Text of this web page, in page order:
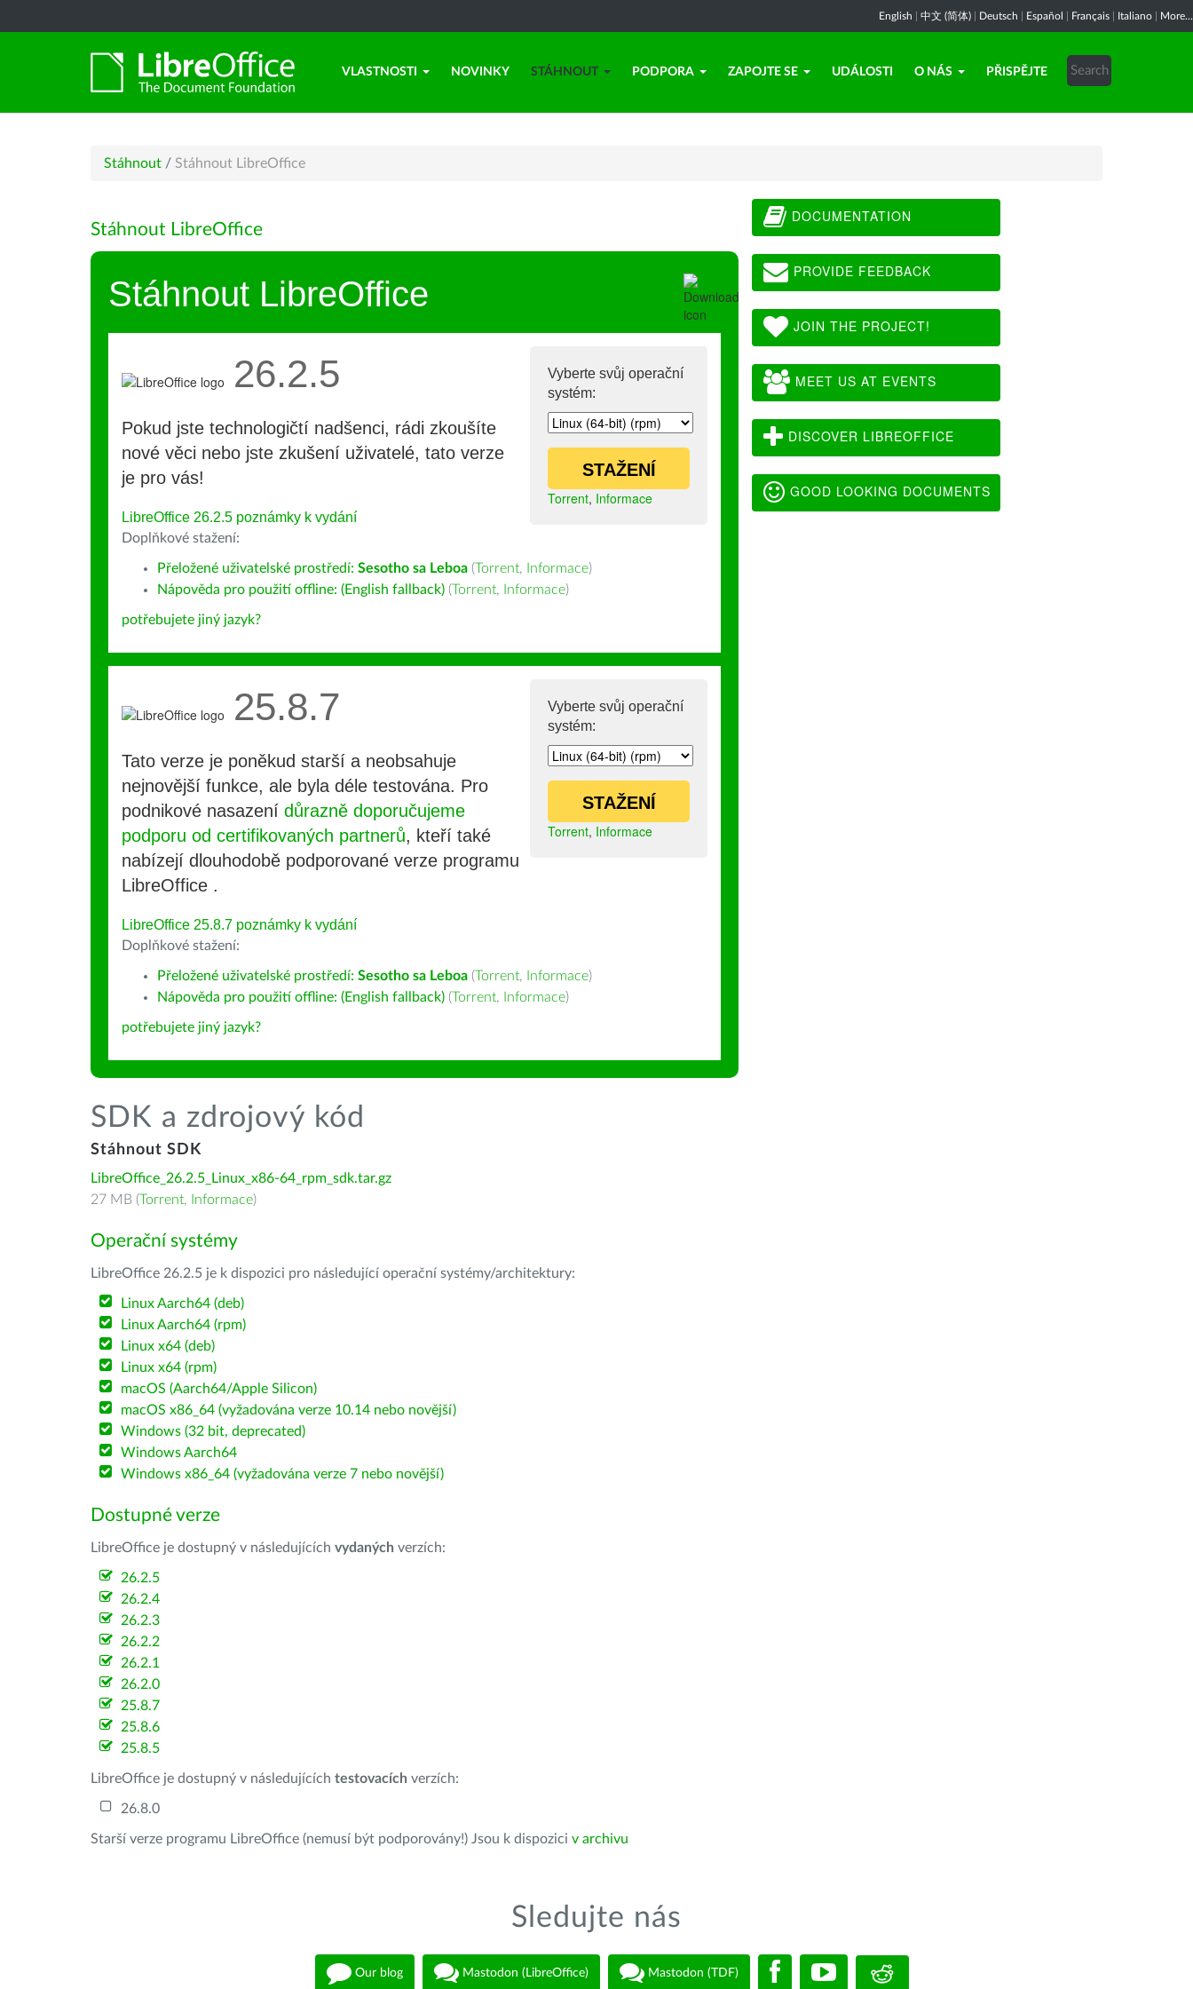
English 中文 (简体) Deutsch Español Français Italiano More...
VLASTNOSTI NOVINKY STÁHNOUT PODPORA ZAPOJTE SE UDÁLOSTI O NÁS PŘISPĚJTE
Stáhnout / Stáhnout LibreOffice
Stáhnout LibreOffice
Stáhnout LibreOffice
Vyberte svůj operační
systém:
STAŽENÍ
Torrent, Informace
26.2.5
Pokud jste technologičtí nadšenci, rádi zkoušíte
nové věci nebo jste zkušení uživatelé, tato verze
je pro vás!
LibreOffice 26.2.5 poznámky k vydání
Doplňkové stažení:
Přeložené uživatelské prostředí: Sesotho sa Leboa (Torrent, Informace)
Nápověda pro použití offline: (English fallback) (Torrent, Informace)
potřebujete jiný jazyk?
Vyberte svůj operační
systém:
STAŽENÍ
Torrent, Informace
25.8.7
Tato verze je poněkud starší a neobsahuje
nejnovější funkce, ale byla déle testována. Pro
podnikové nasazení důrazně doporučujeme
podporu od certifikovaných partnerů, kteří také
nabízejí dlouhodobě podporované verze programu
LibreOffice .
LibreOffice 25.8.7 poznámky k vydání
Doplňkové stažení:
Přeložené uživatelské prostředí: Sesotho sa Leboa (Torrent, Informace)
Nápověda pro použití offline: (English fallback) (Torrent, Informace)
potřebujete jiný jazyk?
SDK a zdrojový kód
Stáhnout SDK
LibreOffice_26.2.5_Linux_x86-64_rpm_sdk.tar.gz
27 MB (Torrent, Informace)
Operační systémy
LibreOffice 26.2.5 je k dispozici pro následující operační systémy/architektury:
Linux Aarch64 (deb)
Linux Aarch64 (rpm)
Linux x64 (deb)
Linux x64 (rpm)
macOS (Aarch64/Apple Silicon)
macOS x86_64 (vyžadována verze 10.14 nebo novější)
Windows (32 bit, deprecated)
Windows Aarch64
Windows x86_64 (vyžadována verze 7 nebo novější)
Dostupné verze
LibreOffice je dostupný v následujících vydaných verzích:
26.2.5
26.2.4
26.2.3
26.2.2
26.2.1
26.2.0
25.8.7
25.8.6
25.8.5
LibreOffice je dostupný v následujících testovacích verzích:
26.8.0
Starší verze programu LibreOffice (nemusí být podporovány!) Jsou k dispozici v archivu
DOCUMENTATION
PROVIDE FEEDBACK
JOIN THE PROJECT!
MEET US AT EVENTS
DISCOVER LIBREOFFICE
GOOD LOOKING DOCUMENTS
Sledujte nás
Our blog Mastodon (LibreOffice) Mastodon (TDF)